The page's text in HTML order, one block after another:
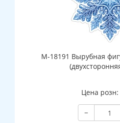
М-18191 Вырубная
Цена розн:
−